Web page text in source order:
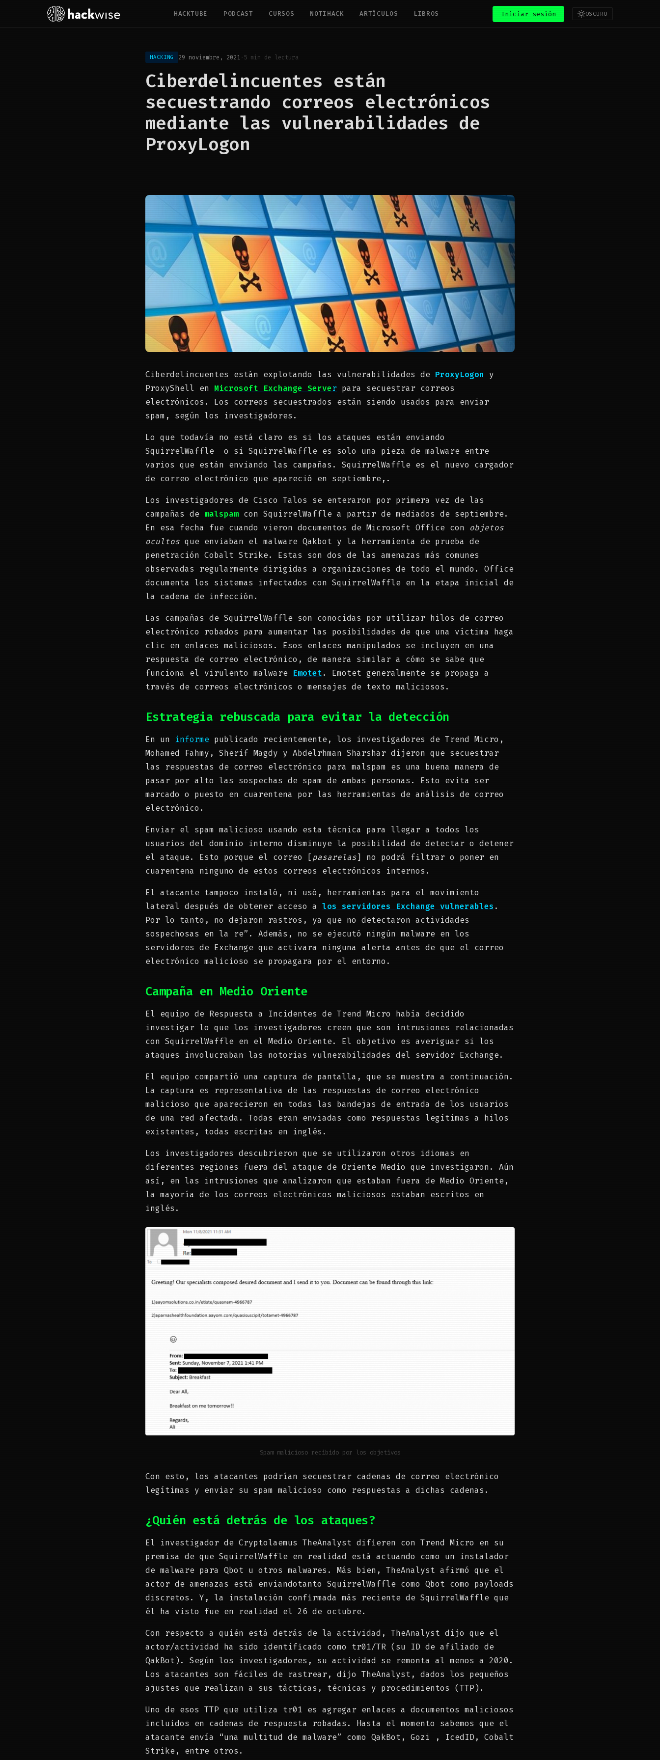
HACKTUBE PODCAST CURSOS NOTIHACK ARTÍCULOS LIBROS Iniciar sesión OSCURO
HACKING 29 noviembre, 2021· 5 min de lectura
Ciberdelincuentes están
secuestrando correos electrónicos
mediante las vulnerabilidades de
ProxyLogon
Ciberdelincuentes están explotando las vulnerabilidades de ProxyLogon
y
ProxyShell en Microsoft Exchange Server para secuestrar correos
electrónicos. Los correos secuestrados están siendo usados para enviar
spam, según los investigadores.
Lo que todavía no está claro es si los ataques están enviando
SquirrelWaffle o si SquirrelWaffle es solo una pieza de malware entre
varios que están enviando las campañas. SquirrelWaffle es el nuevo cargador
de correo electrónico que apareció en septiembre,.
Los investigadores de Cisco Talos se enteraron por primera vez de las
campañas de malspamcon SquirrelWaffle a partir de mediados de septiembre.
En esa fecha fue cuando vieron documentos de Microsoft Office con objetos
ocultos que enviaban el malware Qakbot y la herramienta de prueba de
penetración Cobalt Strike. Estas son dos de las amenazas más comunes
observadas regularmente dirigidas a organizaciones de todo el mundo. Office
documenta los sistemas infectados con SquirrelWaffle en la etapa inicial de
la cadena de infección.
Las campañas de SquirrelWaffle son conocidas por utilizar hilos de correo
electrónico robados para aumentar las posibilidades de que una víctima haga
clic en enlaces maliciosos. Esos enlaces manipulados se incluyen en una
respuesta de correo electrónico, de manera similar a cómo se sabe que
funciona el virulento malware Emotet. Emotet generalmente se propaga a
través de correos electrónicos o mensajes de texto maliciosos.
Estrategia rebuscada para evitar la detección
En un informe publicado recientemente, los investigadores de Trend Micro,
Mohamed Fahmy, Sherif Magdy y Abdelrhman Sharshar dijeron que secuestrar
las respuestas de correo electrónico para malspam es una buena manera de
pasar por alto las sospechas de spam de ambas personas. Esto evita ser
marcado o puesto en cuarentena por las herramientas de análisis de correo
electrónico.
Enviar el spam malicioso usando esta técnica para llegar a todos los
usuarios del dominio interno disminuye la posibilidad de detectar o detener
el ataque. Esto porque el correo [pasarelas] no podrá filtrar o poner en
cuarentena ninguno de estos correos electrónicos internos.
El atacante tampoco instaló, ni usó, herramientas para el movimiento
lateral después de obtener acceso a los servidores Exchange vulnerables .
Por lo tanto, no dejaron rastros, ya que no detectaron actividades
sospechosas en la re”. Además, no se ejecutó ningún malware en los
servidores de Exchange que activara ninguna alerta antes de que el correo
electrónico malicioso se propagara por el entorno.
Campaña en Medio Oriente
El equipo de Respuesta a Incidentes de Trend Micro había decidido
investigar lo que los investigadores creen que son intrusiones relacionadas
con SquirrelWaffle en el Medio Oriente. El objetivo es averiguar si los
ataques involucraban las notorias vulnerabilidades del servidor Exchange.
El equipo compartió una captura de pantalla, que se muestra a continuación.
La captura es representativa de las respuestas de correo electrónico
malicioso que aparecieron en todas las bandejas de entrada de los usuarios
de una red afectada. Todas eran enviadas como respuestas legítimas a hilos
existentes, todas escritas en inglés.
Los investigadores descubrieron que se utilizaron otros idiomas en
diferentes regiones fuera del ataque de Oriente Medio que investigaron. Aún
así, en las intrusiones que analizaron que estaban fuera de Medio Oriente,
la mayoría de los correos electrónicos maliciosos estaban escritos en
inglés.
Spam malicioso recibido por los objetivos
Con esto, los atacantes podrían secuestrar cadenas de correo electrónico
legítimas y enviar su spam malicioso como respuestas a dichas cadenas.
¿Quién está detrás de los ataques?
El investigador de Cryptolaemus TheAnalyst difieren con Trend Micro en su
premisa de que SquirrelWaffle en realidad está actuando como un instalador
de malware para Qbot u otros malwares. Más bien, TheAnalyst afirmó que el
actor de amenazas está enviandotanto SquirrelWaffle como Qbot como payloads
discretos. Y, la instalación confirmada más reciente de SquirrelWaffle que
él ha visto fue en realidad el 26 de octubre.
Con respecto a quién está detrás de la actividad, TheAnalyst dijo que el
actor/actividad ha sido identificado como tr01/TR (su ID de afiliado de
QakBot). Según los investigadores, su actividad se remonta al menos a 2020.
Los atacantes son fáciles de rastrear, dijo TheAnalyst, dados los pequeños
ajustes que realizan a sus tácticas, técnicas y procedimientos (TTP).
Uno de esos TTP que utiliza tr01 es agregar enlaces a documentos maliciosos
incluidos en cadenas de respuesta robadas. Hasta el momento sabemos que el
atacante envía “una multitud de malware” como QakBot, Gozi , IcedID, Cobalt
Strike, entre otros.